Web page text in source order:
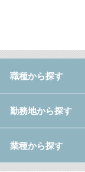
職種から探す
勤務地から探す
業種から探す